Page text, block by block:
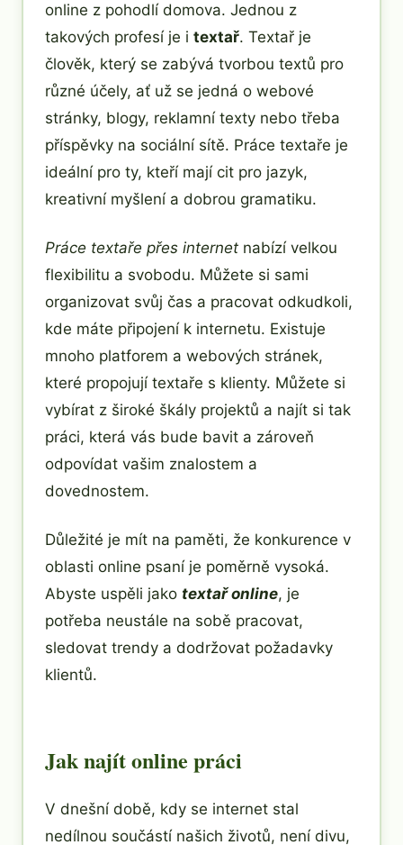
online z pohodlí domova. Jednou z
takových profesí je i textař. Textař je
člověk, který se zabývá tvorbou textů pro
různé účely, ať už se jedná o webové
stránky, blogy, reklamní texty nebo třeba
příspěvky na sociální sítě. Práce textaře je
ideální pro ty, kteří mají cit pro jazyk,
kreativní myšlení a dobrou gramatiku.
Práce textaře přes internet nabízí velkou
flexibilitu a svobodu. Můžete si sami
organizovat svůj čas a pracovat odkudkoli,
kde máte připojení k internetu. Existuje
mnoho platforem a webových stránek,
které propojují textaře s klienty. Můžete si
vybírat z široké škály projektů a najít si tak
práci, která vás bude bavit a zároveň
odpovídat vašim znalostem a
dovednostem.
Důležité je mít na paměti, že konkurence v
oblasti online psaní je poměrně vysoká.
Abyste uspěli jako textař online, je
potřeba neustále na sobě pracovat,
sledovat trendy a dodržovat požadavky
klientů.
Jak najít online práci
V dnešní době, kdy se internet stal
nedílnou součástí našich životů, není divu,